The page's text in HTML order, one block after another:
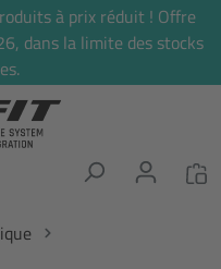
à prix réduit ! Offre
dans la limite des stocks